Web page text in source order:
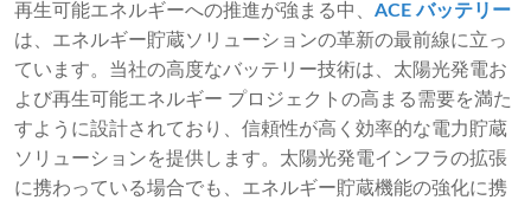
再生可能エネルギーへの推進が強まる中、 ACE バッテリー
は、エネルギー貯蔵ソリューションの革新の最前線に立っ
ています。当社の高度なバッテリー技術は、太陽光発電お
よび再生可能エネルギー プロジェクトの高まる需要を満た
すように設計されており、信頼性が高く効率的な電力貯蔵
ソリューションを提供します。太陽光発電インフラの拡張
に携わっている場合でも、エネルギー貯蔵機能の強化に携